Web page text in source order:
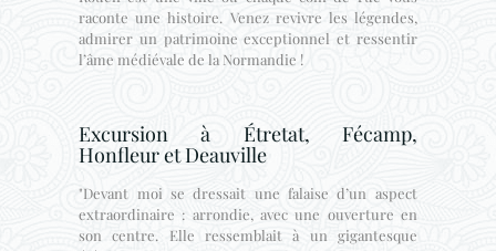
raconte une histoire. Venez revivre les légendes,
admirer un patrimoine exceptionnel et ressentir
l’âme médiévale de la Normandie !
Excursion à Étretat, Fécamp,
Honfleur et Deauville
"Devant moi se dressait une falaise d’un aspect
extraordinaire : arrondie, avec une ouverture en
son centre. Elle ressemblait à un gigantesque